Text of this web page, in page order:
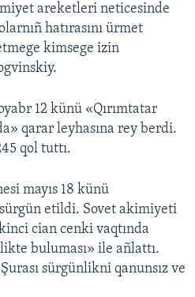
areketleri neticesinde
hatırasını ürmet
kimsege izin
12 künü «Qırımtatar
qarar leyhasına rey berdi.
qol tuttı.
mayıs 18 künü
etildi. Sovet akimiyeti
cian cenki vaqtında
buluması» ile añlattı.
sürgünlikni qanunsız ve